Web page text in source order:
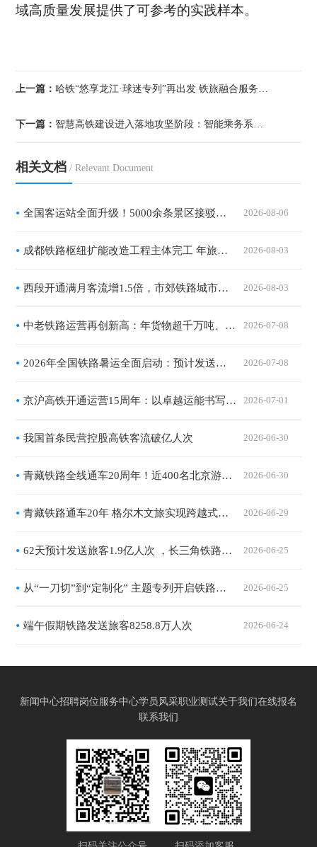
域高质量发展提供了可参考的实践样本。
上一篇： 哈铁“悠享龙江·球迷专列”再出发 铁旅融合服务“东北超”助燃
下一篇： 智慧高铁建设进入落地攻坚阶段：智能乘务系统试点运行，复合型乘
相关文档 / Relevant Document
全国客运站全面升级！5000余条景区接驳专线打通旅游出行最后一公里 2026-08-06
成都铁路枢纽扩能改造工程主体完工 年旅客吞吐量将突破1.2亿人次 2026-08-03
西段开通满月客流增1.5倍，市郊铁路城市副中心线迎暑运高峰 2026-08-03
中老铁路运营再创新高：年货物超千万吨、旅客突破7000万人次，扩能改造有序推进 2026-07-08
2026年全国铁路暑运全面启动：预计发送旅客10.1亿人次，精准运力与暖心服务共绘夏日流动画卷 2026-07-08
京沪高铁开通运营15周年：以卓越运能书写高质量发展答卷，以优质服务惠及亿万旅客出行 2026-07-01
我国首条民营控股高铁客流破亿人次 2026-06-30
青藏铁路全线通车20周年！近400名北京游客搭乘“京藏号”出发 2026-06-30
青藏铁路通车20年 格尔木文旅实现跨越式发展 2026-06-29
62天预计发送旅客1.9亿人次 ，长三角铁路暑期运输7月1日启动 2026-06-25
从“一刀切”到“定制化” 主题专列开启铁路客运“精耕时代” 2026-06-25
端午假期铁路发送旅客8258.8万人次 2026-06-24
新闻中心招聘岗位服务中心学员风采职业测试关于我们在线报名
联系我们